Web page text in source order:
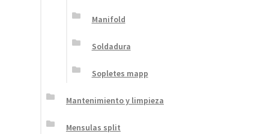
Manifold
Soldadura
Sopletes mapp
Mantenimiento y limpieza
Mensulas split